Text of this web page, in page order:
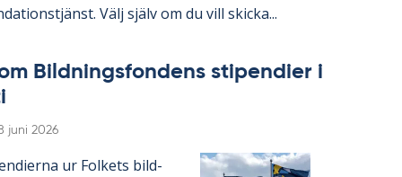
Välj själv om du vill skic­ka...
Bild­nings­fon­dens sti­pen­di­er i
juni 2026
ur Fol­kets bild­